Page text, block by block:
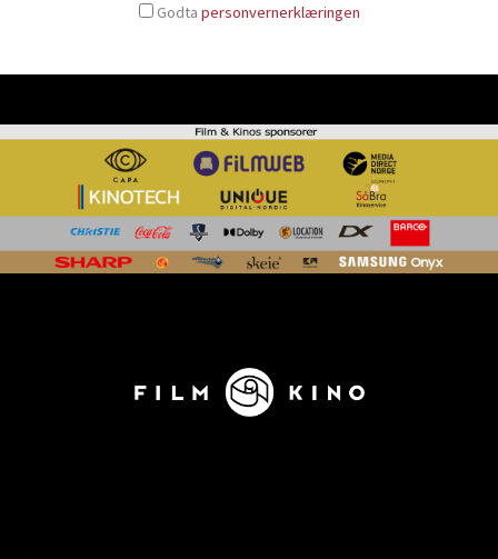
Godta personvernerklæringen